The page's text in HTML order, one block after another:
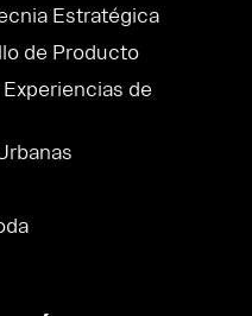
Estratégica
de Producto
de